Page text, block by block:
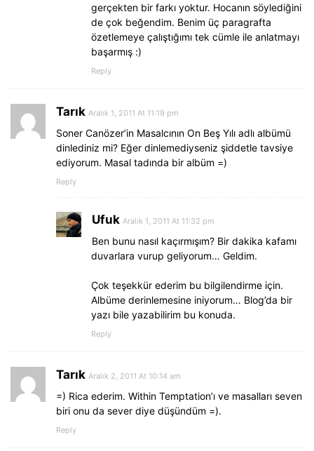
gerçekten bir farkı yoktur. Hocanın söylediğini
de çok beğendim. Benim üç paragrafta
özetlemeye çalıştığımı tek cümle ile anlatmayı
başarmış :)
Reply
Tarık Aralık 1, 2011 At 11:19 pm
Soner Canözer’in Masalcının On Beş Yılı adlı albümü
dinlediniz mi? Eğer dinlemediyseniz şiddetle tavsiye
ediyorum. Masal tadında bir albüm =)
Reply
Ufuk Aralık 1, 2011 At 11:32 pm
Ben bunu nasıl kaçırmışım? Bir dakika kafamı
duvarlara vurup geliyorum… Geldim.
Çok teşekkür ederim bu bilgilendirme için.
Albüme derinlemesine iniyorum… Blog’da bir
yazı bile yazabilirim bu konuda.
Reply
Tarık Aralık 2, 2011 At 10:14 am
=) Rica ederim. Within Temptation’ı ve masalları seven
biri onu da sever diye düşündüm =).
Reply